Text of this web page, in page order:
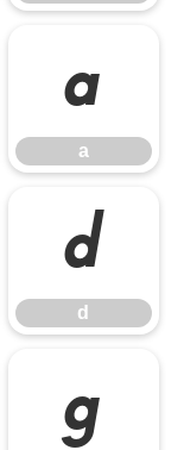
a
a
d
d
g